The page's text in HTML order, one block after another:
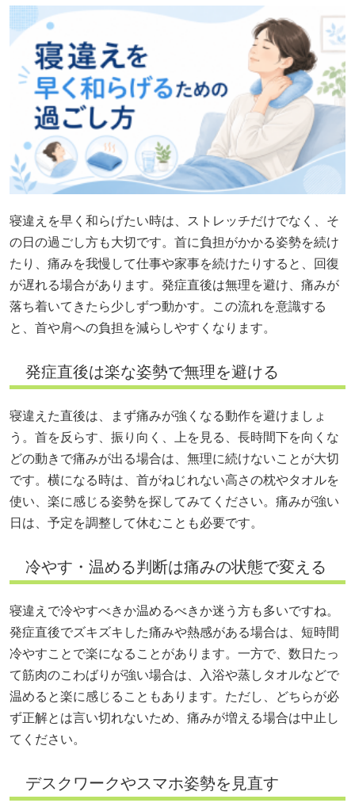
寝違えを早く和らげたい時は、ストレッチだけでなく、そ
の日の過ごし方も大切です。首に負担がかかる姿勢を続け
たり、痛みを我慢して仕事や家事を続けたりすると、回復
が遅れる場合があります。発症直後は無理を避け、痛みが
落ち着いてきたら少しずつ動かす。この流れを意識する
と、首や肩への負担を減らしやすくなります。
発症直後は楽な姿勢で無理を避ける
寝違えた直後は、まず痛みが強くなる動作を避けましょ
う。首を反らす、振り向く、上を見る、長時間下を向くな
どの動きで痛みが出る場合は、無理に続けないことが大切
です。横になる時は、首がねじれない高さの枕やタオルを
使い、楽に感じる姿勢を探してみてください。痛みが強い
日は、予定を調整して休むことも必要です。
冷やす・温める判断は痛みの状態で変える
寝違えで冷やすべきか温めるべきか迷う方も多いですね。
発症直後でズキズキした痛みや熱感がある場合は、短時間
冷やすことで楽になることがあります。一方で、数日たっ
て筋肉のこわばりが強い場合は、入浴や蒸しタオルなどで
温めると楽に感じることもあります。ただし、どちらが必
ず正解とは言い切れないため、痛みが増える場合は中止し
てください。
デスクワークやスマホ姿勢を見直す